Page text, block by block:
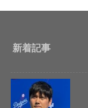
新着記事